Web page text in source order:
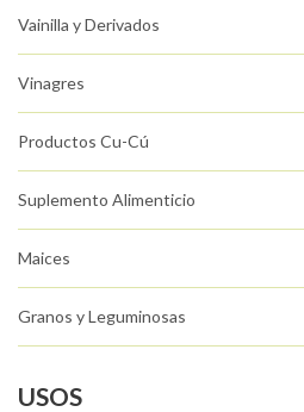
Vainilla y Derivados
Vinagres
Productos Cu-Cú
Suplemento Alimenticio
Maices
Granos y Leguminosas
USOS